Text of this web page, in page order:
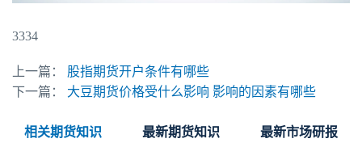
3334
上一篇：
股指期货开户条件有哪些
下一篇：
大豆期货价格受什么影响 影响的因素有哪些
相关期货知识 最新期货知识 最新市场研报